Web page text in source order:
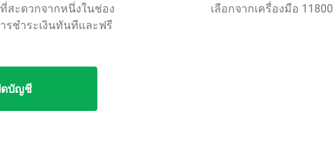
สะดวกจากหนึ่งในช่อง
รชำระเงินทันทีและฟรี
เลือกจากเครื่องมือ 11800
ดบัญชี